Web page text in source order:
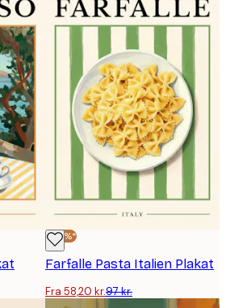
-40%*
Farfalle Pasta Italien Plakat
Fra 58,20 kr.97 kr.